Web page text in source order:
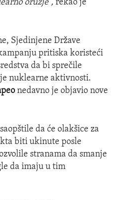
oružje”, rekao je
Sjedinjene Države
pritiska koristeći
da bi sprečile
nuklearne aktivnosti.
nedavno je objavio nove
da će olakšice za
biti ukinute posle
stranama da smanje
da imaju u tim